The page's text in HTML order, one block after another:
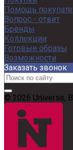
Помощь
Вопрос - ответ
Бренды
Коллекции
Готовые образы
Возможности
Заказать звонок
© 2026 Universe,